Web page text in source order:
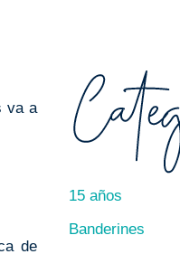
va a
de
15 años
Banderines